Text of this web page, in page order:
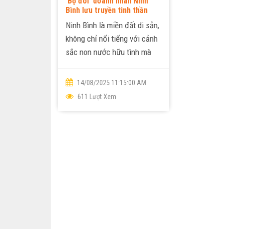
Bình lưu truyền tinh thần
Ninh Bình là miền đất di sản,
không chỉ nổi tiếng với cảnh
sắc non nước hữu tình mà
còn lưu giữ nhiều giá trị văn
hóa truyền thống đặc sắc,
trong đó...
14/08/2025 11:15:00 AM
611 Lượt Xem